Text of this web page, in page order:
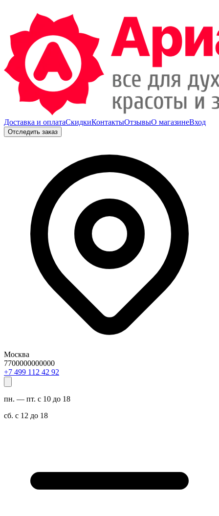
Доставка и оплатаСкидкиКонтактыОтзывыО магазинеВход
Отследить заказ
Москва
7700000000000
29 24 211 994 7+
пн. — пт. с 10 до 18
сб. с 12 до 18